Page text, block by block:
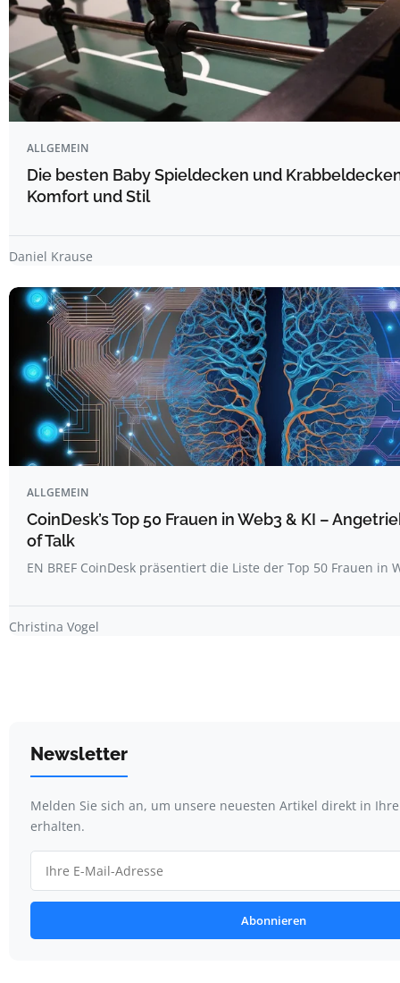
ALLGEMEIN
Die besten Baby Spieldecken und
Komfort und Stil
Daniel Krause
ALLGEMEIN
CoinDesk’s Top 50 Frauen in Web3 & KI –
of Talk
EN BREF CoinDesk präsentiert die Liste der Top 50 Frauen in
Christina Vogel
Newsletter
Melden Sie sich an, um unsere neuesten Artikel direkt in
erhalten.
Abonnieren